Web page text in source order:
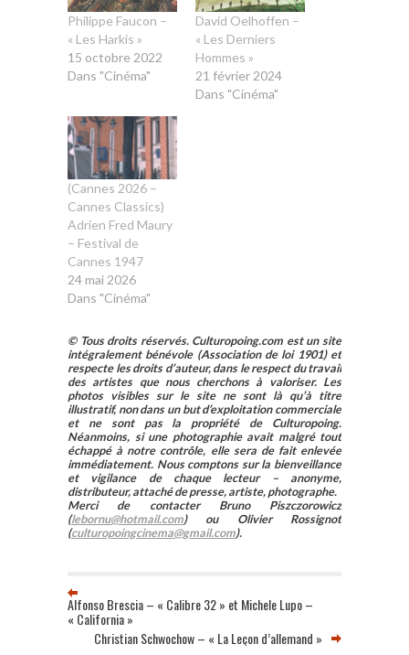
Philippe Faucon –
« Les Harkis »
15 octobre 2022
Dans "Cinéma"
David Oelhoffen –
« Les Derniers
Hommes »
21 février 2024
Dans "Cinéma"
(Cannes 2026 –
Cannes Classics)
Adrien Fred Maury
– Festival de
Cannes 1947
24 mai 2026
Dans "Cinéma"
© Tous droits réservés. Culturopoing.com est un site
intégralement bénévole (Association de loi 1901) et
respecte les droits d’auteur, dans le respect du travail
des artistes que nous cherchons à valoriser. Les
photos visibles sur le site ne sont là qu’à titre
illustratif, non dans un but d’exploitation commerciale
et ne sont pas la propriété de Culturopoing.
Néanmoins, si une photographie avait malgré tout
échappé à notre contrôle, elle sera de fait enlevée
immédiatement. Nous comptons sur la bienveillance
et vigilance de chaque lecteur – anonyme,
distributeur, attaché de presse, artiste, photographe.
Merci de contacter Bruno Piszczorowicz
(lebornu@hotmail.com) ou Olivier Rossignot
(culturopoingcinema@gmail.com).
Alfonso Brescia – « Calibre 32 » et Michele Lupo –
« California »
Christian Schwochow – « La Leçon d’allemand »